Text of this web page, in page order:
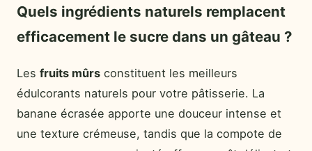
Quels ingrédients naturels remplacent
efficacement le sucre dans un gâteau ?
Les fruits mûrs constituent les meilleurs
édulcorants naturels pour votre pâtisserie. La
banane écrasée apporte une douceur intense et
une texture crémeuse, tandis que la compote de